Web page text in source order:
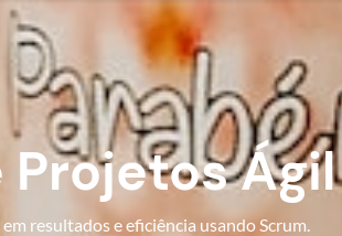
Ágil
resultados e eficiência usando Scrum.